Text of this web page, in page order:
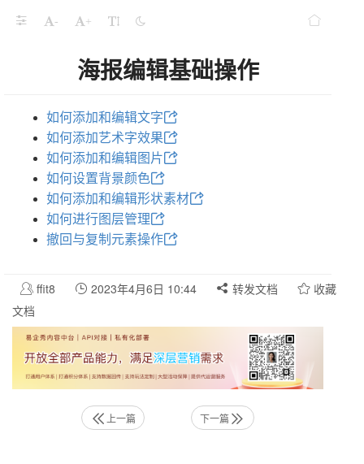
- +
海报编辑基础操作
如何添加和编辑文字
如何添加艺术字效果
如何添加和编辑图片
如何设置背景颜色
如何添加和编辑形状素材
如何进行图层管理
撤回与复制元素操作
ffit8 2023年4月6日 10:44 转发文档
收藏
文档
上一篇 下一篇